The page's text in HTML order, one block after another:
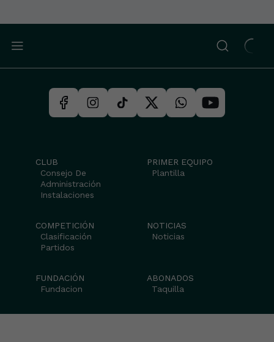
CLUB
Consejo De
Administración
Instalaciones
PRIMER EQUIPO
Plantilla
COMPETICIÓN
Clasificación
Partidos
NOTICIAS
Noticias
FUNDACIÓN
Fundacion
ABONADOS
Taquilla